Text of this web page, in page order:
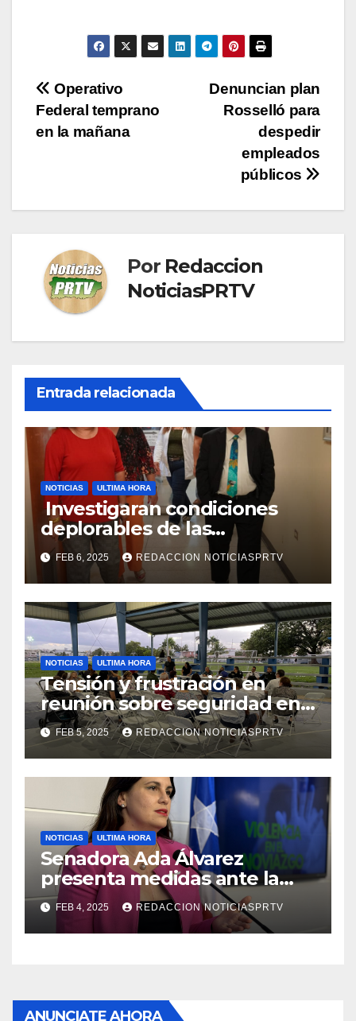
Navegación
de
Denuncian plan
Rosselló para
despedir
empleados
públicos
Operativo
Federal temprano
en la mañana
Por Redaccion
NoticiasPRTV
Entrada relacionada
NOTICIAS ULTIMA HORA
Investigaran condiciones
deplorables de las
facilidades el Departamento
de la Salud en Mayagüez
FEB 6, 2025 REDACCION NOTICIASPRTV
NOTICIAS ULTIMA HORA
Tensión y frustración en
reunión sobre seguridad en
Reparto Metropolitano
FEB 5, 2025 REDACCION NOTICIASPRTV
NOTICIAS ULTIMA HORA
Senadora Ada Álvarez
presenta medidas ante la
violencia en el noviazgo
FEB 4, 2025 REDACCION NOTICIASPRTV
ANUNCIATE AHORA